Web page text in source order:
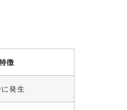
徴
発生